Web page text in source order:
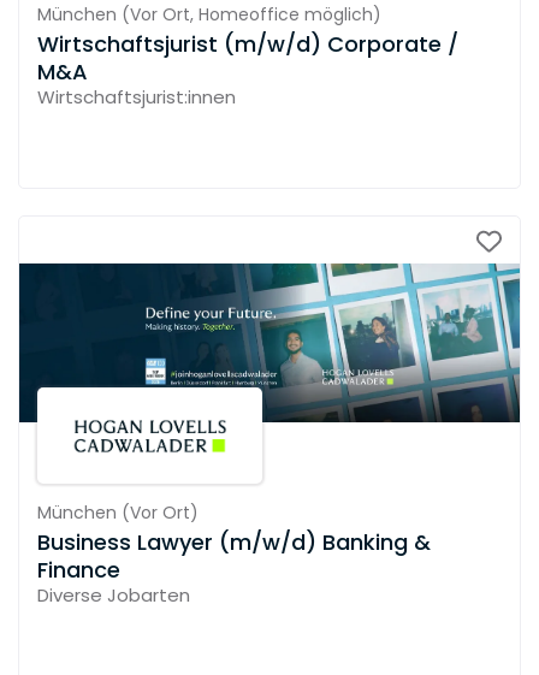
München (Vor Ort, Homeoffice möglich)
Wirtschaftsjurist (m/w/d) Corporate /
M&A
Wirtschaftsjurist:innen
München (Vor Ort)
Business Lawyer (m/w/d) Banking &
Finance
Diverse Jobarten